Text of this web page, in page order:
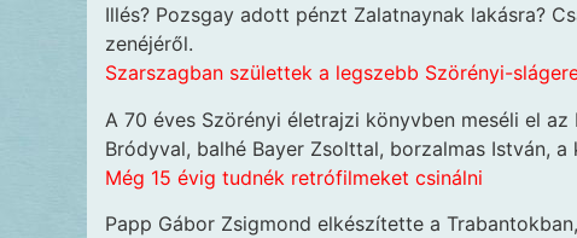
Illés? Pozsgay adott pénzt Zalatnaynak lakásra?
zenéjéről.
Szarszagban születtek a legszebb Szörényi-
A 70 éves Szörényi életrajzi könyvben meséli el
Bródyval, balhé Bayer Zsolttal, borzalmas István,
Még 15 évig tudnék retrófilmeket csinálni
Papp Gábor Zsigmond elkészítette a